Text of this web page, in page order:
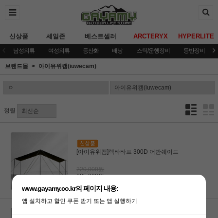
신상품 세일존 베스트셀러 ARCTERYX HYPERLITE
남성의류 여성의류 등산화 배낭 스틱/운행장비 등반장비
브랜드몰 아이유위캠(iuwecam)
정렬
[아이유위캠]렉타타프 300D 어반쉐이드
220,000원
185,000원
www.gayamy.co.kr의 페이지 내용:
앱 설치하고 할인 쿠폰 받기 또는 앱 실행하기